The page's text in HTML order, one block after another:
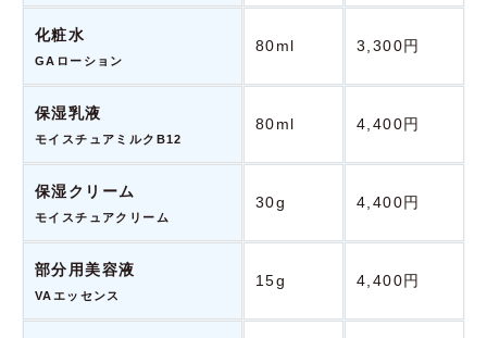
化粧水
GAローション
80ml 3,300円
保湿乳液
モイスチュアミルクB12
80ml 4,400円
保湿クリーム
モイスチュアクリーム
30g 4,400円
部分用美容液
VAエッセンス
15g 4,400円